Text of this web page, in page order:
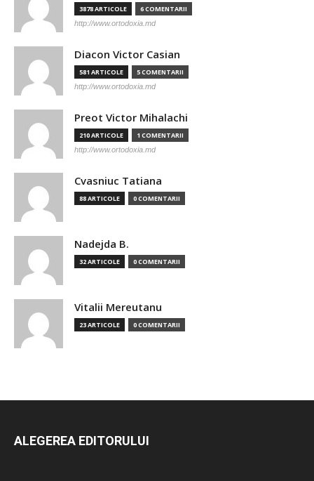
3878 ARTICOLE 6 COMENTARII
http://www.ortodoxia.md
Diacon Victor Casian
581 ARTICOLE 5 COMENTARII
http://www.ortodoxia.md
Preot Victor Mihalachi
210 ARTICOLE 1 COMENTARII
http://www.ortodoxia.md
Cvasniuc Tatiana
88 ARTICOLE 0 COMENTARII
Nadejda B.
32 ARTICOLE 0 COMENTARII
Vitalii Mereutanu
23 ARTICOLE 0 COMENTARII
ALEGEREA EDITORULUI